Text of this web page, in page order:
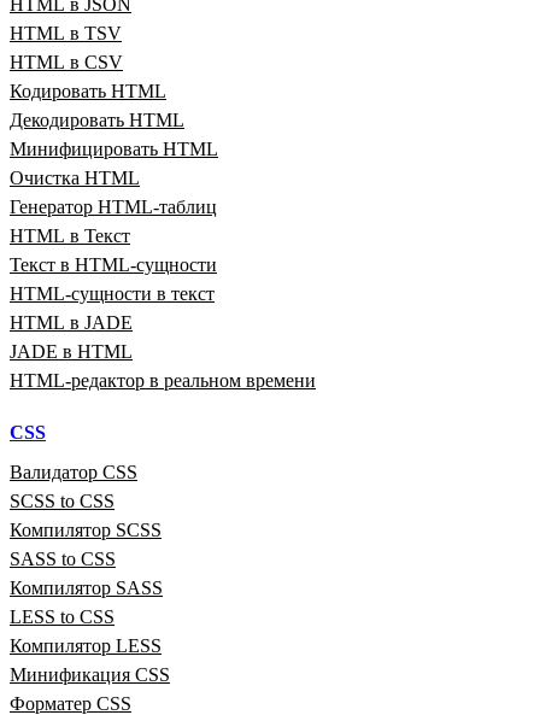
HTML в TSV
HTML в CSV
Кодировать HTML
Декодировать HTML
Минифицировать HTML
Очистка HTML
Генератор HTML‑таблиц
HTML в Текст
Текст в HTML‑сущности
HTML‑сущности в текст
HTML в JADE
JADE в HTML
HTML‑редактор в реальном времени
CSS
Валидатор CSS
SCSS to CSS
Компилятор SCSS
SASS to CSS
Компилятор SASS
LESS to CSS
Компилятор LESS
Минификация CSS
Форматер CSS